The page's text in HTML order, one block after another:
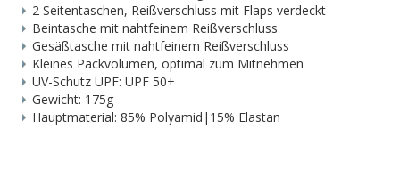
2 Seitentaschen, Reißverschluss mit Flaps verdeckt
Beintasche mit nahtfeinem Reißverschluss
Gesäßtasche mit nahtfeinem Reißverschluss
Kleines Packvolumen, optimal zum Mitnehmen
UV-Schutz UPF: UPF 50+
Gewicht: 175g
Hauptmaterial: 85% Polyamid|15% Elastan